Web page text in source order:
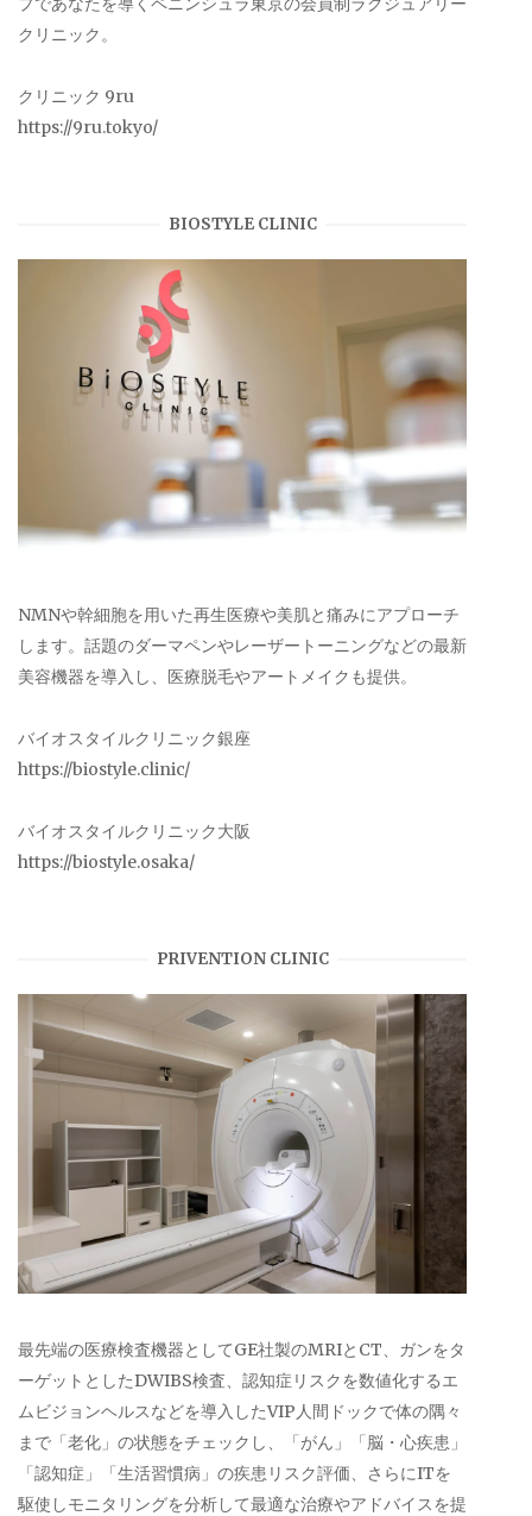
クリニック。
クリニック 9ru
https://9ru.tokyo/
BIOSTYLE CLINIC
NMNや幹細胞を用いた再生医療や美肌と痛みにアプローチ
します。話題のダーマペンやレーザートーニングなどの最新
美容機器を導入し、医療脱毛やアートメイクも提供。
バイオスタイルクリニック銀座
https://biostyle.clinic/
バイオスタイルクリニック大阪
https://biostyle.osaka/
PRIVENTION CLINIC
最先端の医療検査機器としてGE社製のMRIとCT、ガンをタ
ーゲットとしたDWIBS検査、認知症リスクを数値化するエ
ムビジョンヘルスなどを導入したVIP人間ドックで体の隅々
まで「老化」の状態をチェックし、「がん」「脳・心疾患」
「認知症」「生活習慣病」の疾患リスク評価、さらにITを
駆使しモニタリングを分析して最適な治療やアドバイスを提